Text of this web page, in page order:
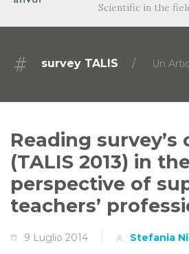
Scientific in the
survey TALIS Un
Reading survey’s
(TALIS 2013) in
perspective of
teachers’
9 Luglio 2014 Stefania